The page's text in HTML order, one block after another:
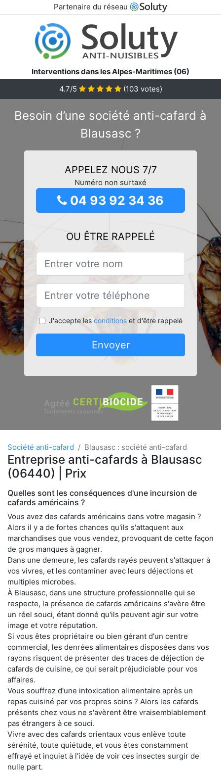
Partenaire du réseau
Interventions dans les Alpes-Maritimes (06)
4.7/5
(103 votes)
Besoin d’une société anti-cafard à
Blausasc ?
APPELEZ NOUS 7/7
Numéro non surtaxé
04 93 92 34 36
OU ÊTRE RAPPELÉ
J'accepte les conditionset d'être rappelé
Envoyer
Société anti-cafard Blausasc : société anti-cafard
Entreprise anti-cafards à Blausasc
(06440) | Prix
Quelles sont les conséquences d'une incursion de
cafards américains ?
Vous avez des cafards américains dans votre magasin ?
Alors il y a de fortes chances qu'ils s'attaquent aux
marchandises que vous vendez, provoquant de cette façon
de gros manques à gagner.
Dans une demeure, les cafards rayés peuvent s'attaquer à
vos vivres, et les contaminer avec leurs déjections et
multiples microbes.
À Blausasc, dans une structure professionnelle qui se
respecte, la présence de cafards américains s'avère être
un réel souci, étant donné qu'ils peuvent agir sur votre
image et votre réputation.
Si vous êtes propriétaire ou bien gérant d'un centre
commercial, les denrées alimentaires disposées dans vos
rayons risquent de présenter des traces de déjection de
cafards de cuisine, ce qui serait préjudiciable pour vos
affaires.
Vous souffrez d'une intoxication alimentaire après un
repas cuisiné par vos propres soins ? Alors les cafards
présents chez vous ne s'avèrent être vraisemblablement
pas étrangers à ce souci.
Vivre avec des cafards orientaux vous enlève toute
sérénité, toute quiétude, et vous êtes constamment
effrayé et inquiet à l'idée de voir ces insectes surgir de
nulle part.